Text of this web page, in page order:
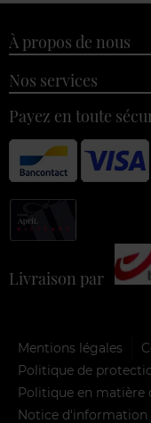
À propos de nous
Nos services
Payez en toute
Livraison par
Mentions légales
Politique de
Politique en matière
Notice